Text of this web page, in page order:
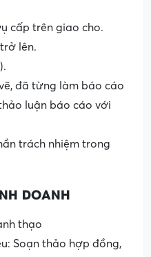
cấp trên giao cho.
lên.
đã từng làm báo cáo
luận báo cáo với
trách nhiệm trong
DOANH
thạo
Soạn thảo hợp đồng,